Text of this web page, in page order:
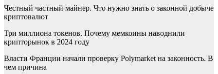
Честный частный майнер. Что нужно знать о законной добыче
криптовалют
Три миллиона токенов. Почему мемкоины наводнили
крипторынок в 2024 году
Власти Франции начали проверку Polymarket на законность. В
чем причина